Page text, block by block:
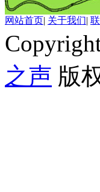
网站首页| 关于我们|
之声 版